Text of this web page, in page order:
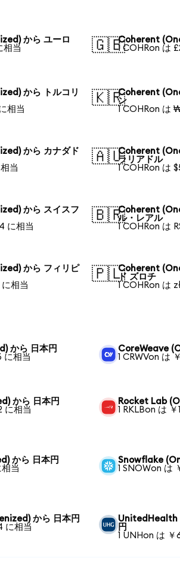
から ユーロ
相当
🇬🇧Coherent
1 COHRon は
から トルコリ
相当
🇰🇷Coherent
ン
1 COHRon は
から カナダド
当
🇦🇺Coherent
ラリアドル
1 COHRon は
から スイスフ
に相当
🇧🇷Coherent
ル・レアル
1 COHRon は
から フィリピ
相当
🇵🇱Coherent
ド ズロチ
1 COHRon は
から 日本円
に相当
CoreWeave
1 CRWVon は
から 日本円
に相当
Rocket Lab
1 RKLBon は ￥
から 日本円
相当
Snowflake
1 SNOWon は
から 日本円
に相当
UnitedHealth
円
1 UNHon は ￥